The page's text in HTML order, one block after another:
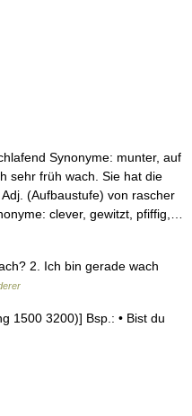
Synonyme: munter, auf
sehr früh wach. Sie hat die
(Aufbaustufe) von rascher
clever, gewitzt, pfiffig,…
2. Ich bin gerade wach
1500 3200)] Bsp.: • Bist du